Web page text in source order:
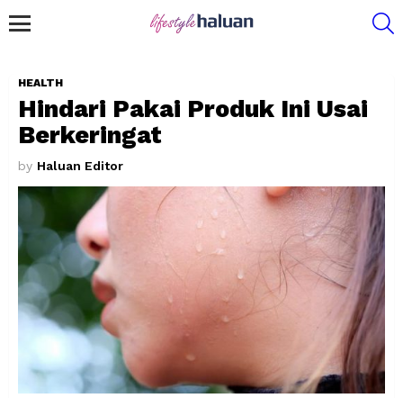
HEALTH
Hindari Pakai Produk Ini Usai
Berkeringat
by Haluan Editor